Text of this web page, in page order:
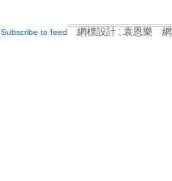
Subscribe to feed 網標設計 : 袁恩樂 網